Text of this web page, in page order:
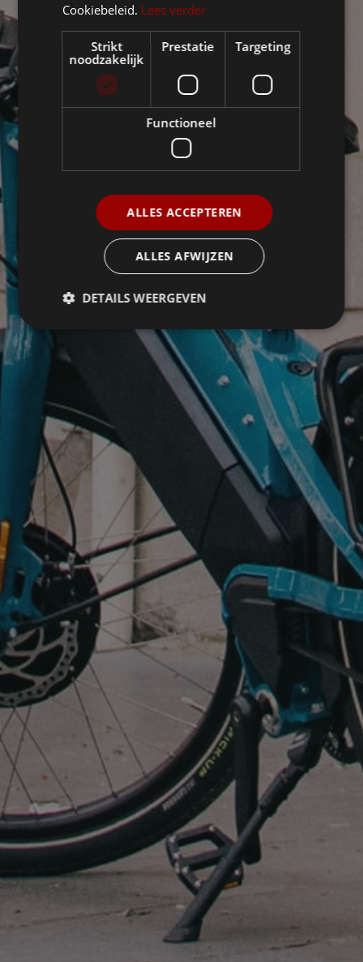
Cookiebeleid. Lees verder
Strikt
noodzakelijk
Prestatie Targeting
Functioneel
ALLES ACCEPTEREN
ALLES AFWIJZEN
DETAILS WEERGEVEN